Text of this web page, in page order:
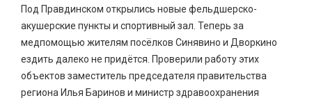
Под Правдинском открылись новые фельдшерско-
акушерские пункты и спортивный зал. Теперь за
медпомощью жителям посёлков Синявино и Дворкино
ездить далеко не придётся. Проверили работу этих
объектов заместитель председателя правительства
региона Илья Баринов и министр здравоохранения